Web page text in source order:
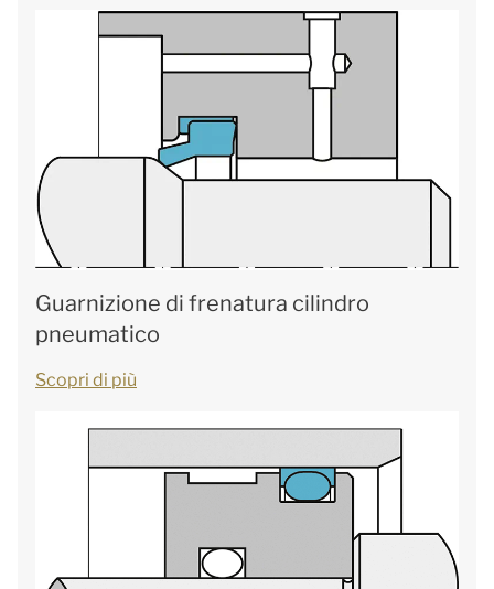
Guarnizione di frenatura cilindro
pneumatico
Scopri di più